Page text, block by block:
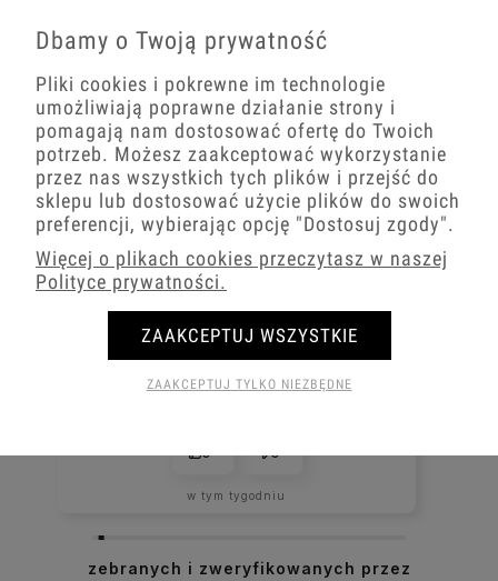
neutralne 4000K, aż do chłodnej bieli 6500K. Dla
entuzjastów barwnego oświetlenia mamy taśmy
w miejsce pełne magii i wyjątkowej atmosfery.
5.0
Ocena
Na podstawie
1724opiniiz całego okresu
Jak zbieramy opinie?
Michał
zweryfikowano
Bardzo sprawnie zrealizowana
zapakowaniem przedmiotów, nawet w
0 0
w tym tygodniu
zebranych i zweryfikowanych przez
Dbamy o Twoją prywatność
Pliki cookies i pokrewne im technologie
umożliwiają poprawne działanie strony i
pomagają nam dostosować ofertę do Twoich
potrzeb. Możesz zaakceptować wykorzystanie
przez nas wszystkich tych plików i przejść do
sklepu lub dostosować użycie plików do swoich
preferencji, wybierając opcję "Dostosuj zgody".
Więcej o plikach cookies przeczytasz w naszej
Polityce prywatności.
ZAAKCEPTUJ TYLKO NIEZBĘDNE
ZAAKCEPTUJ WSZYSTKIE